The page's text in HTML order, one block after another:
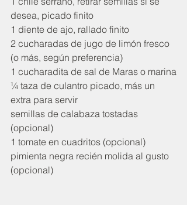
desea, picado finito
1 diente de ajo, rallado finito
2 cucharadas de jugo de limón fresco
(o más, según preferencia)
1 cucharadita de sal de Maras o marina
¼ taza de culantro picado, más un
extra para servir
semillas de calabaza tostadas
(opcional)
1 tomate en cuadritos (opcional)
pimienta negra recién molida al gusto
(opcional)